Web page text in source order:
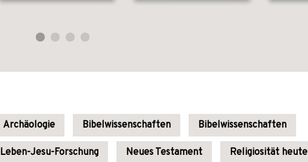
Archäologie Bibelwissenschaften Bibelwissenschaften
Leben-Jesu-Forschung Neues Testament Religiosität heute